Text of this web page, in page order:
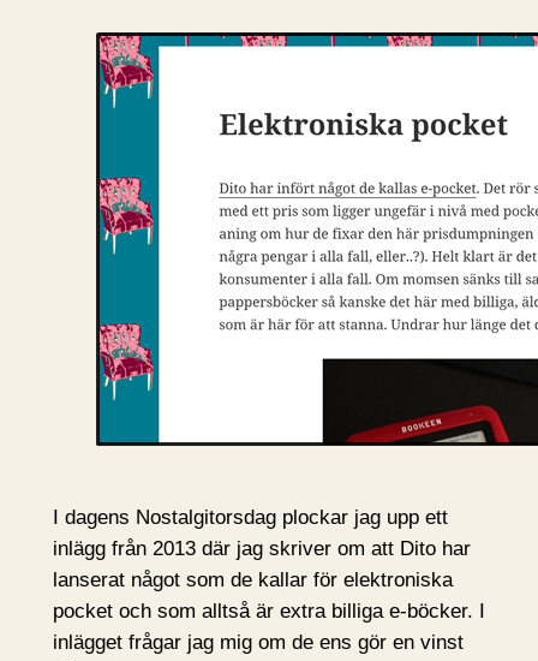
I dagens Nostalgitorsdag plockar jag upp ett
inlägg från 2013 där jag skriver om att Dito har
lanserat något som de kallar för elektroniska
pocket och som alltså är extra billiga e-böcker. I
inlägget frågar jag mig om de ens gör en vinst